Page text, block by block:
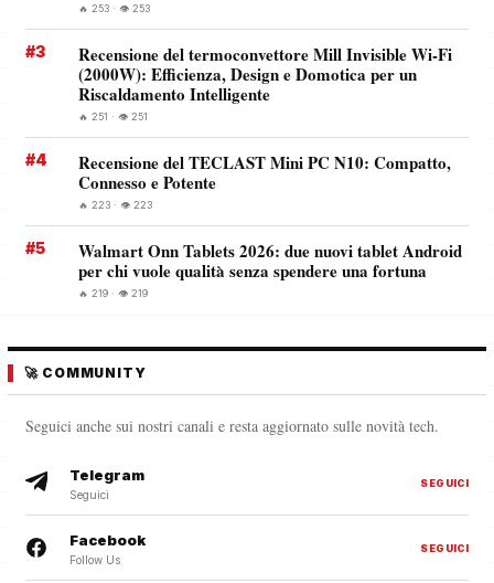
🔥 253 · 👁️ 253
#3
Recensione del termoconvettore Mill Invisible Wi-Fi
(2000W): Efficienza, Design e Domotica per un
Riscaldamento Intelligente
🔥 251 · 👁️ 251
#4
Recensione del TECLAST Mini PC N10: Compatto,
Connesso e Potente
🔥 223 · 👁️ 223
#5
Walmart Onn Tablets 2026: due nuovi tablet Android
per chi vuole qualità senza spendere una fortuna
🔥 219 · 👁️ 219
🚀 COMMUNITY
Seguici anche sui nostri canali e resta aggiornato sulle novità tech.
Telegram
Seguici
SEGUICI
Facebook
Follow Us
SEGUICI